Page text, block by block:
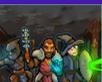
Añadir al carrito
Ver ofertas